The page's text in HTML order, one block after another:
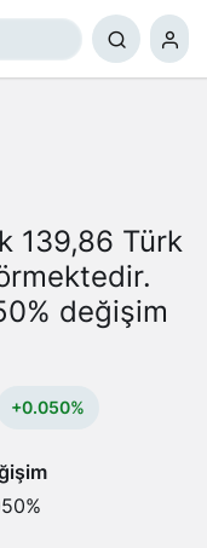
139,86 Türk
değişim
+0.050%
%